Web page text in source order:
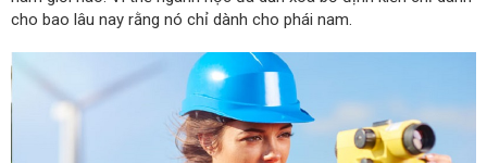
cho bao lâu nay rằng nó chỉ dành cho phái nam.